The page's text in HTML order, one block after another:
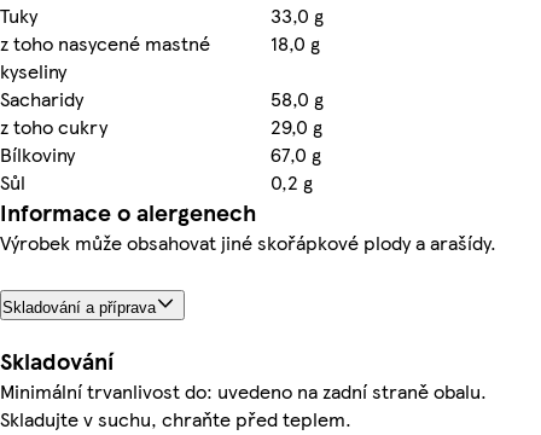
Tuky
33,0 g
z toho nasycené mastné
kyseliny
18,0 g
Sacharidy
58,0 g
z toho cukry
29,0 g
Bílkoviny
67,0 g
Sůl
0,2 g
Informace o alergenech
Výrobek může obsahovat jiné skořápkové plody a arašídy.
Skladování a příprava
Skladování
Minimální trvanlivost do: uvedeno na zadní straně obalu.
Skladujte v suchu, chraňte před teplem.